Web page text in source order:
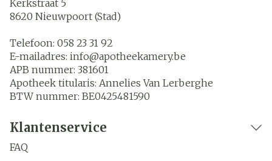
Kerkstraat 5
8620 Nieuwpoort (Stad)
Telefoon: 058 23 31 92
E-mailadres: info@apotheekamery.be
APB nummer: 381601
Apotheek titularis: Annelies Van Lerberghe
BTW nummer: BE0425481590
Klantenservice
FAQ